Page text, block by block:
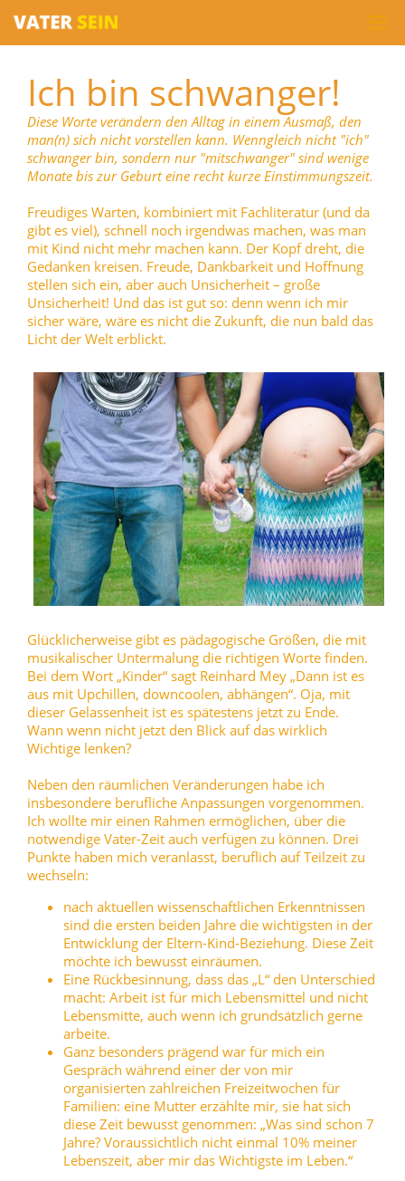
Ich bin schwanger!
Diese Worte verändern den Alltag in einem Ausmaß, den
man(n) sich nicht vorstellen kann. Wenngleich nicht "ich"
schwanger bin, sondern nur "mitschwanger" sind wenige
Monate bis zur Geburt eine recht kurze Einstimmungszeit.
Freudiges Warten, kombiniert mit Fachliteratur (und da
gibt es viel), schnell noch irgendwas machen, was man
mit Kind nicht mehr machen kann. Der Kopf dreht, die
Gedanken kreisen. Freude, Dankbarkeit und Hoffnung
stellen sich ein, aber auch Unsicherheit – große
Unsicherheit! Und das ist gut so: denn wenn ich mir
sicher wäre, wäre es nicht die Zukunft, die nun bald das
Licht der Welt erblickt.
Glücklicherweise gibt es pädagogische Größen, die mit
musikalischer Untermalung die richtigen Worte finden.
Bei dem Wort „Kinder“ sagt Reinhard Mey „Dann ist es
aus mit Upchillen, downcoolen, abhängen“. Oja, mit
dieser Gelassenheit ist es spätestens jetzt zu Ende.
Wann wenn nicht jetzt den Blick auf das wirklich
Wichtige lenken?
Neben den räumlichen Veränderungen habe ich
insbesondere berufliche Anpassungen vorgenommen.
Ich wollte mir einen Rahmen ermöglichen, über die
notwendige Vater-Zeit auch verfügen zu können. Drei
Punkte haben mich veranlasst, beruflich auf Teilzeit zu
wechseln:
nach aktuellen wissenschaftlichen Erkenntnissen
sind die ersten beiden Jahre die wichtigsten in der
Entwicklung der Eltern-Kind-Beziehung. Diese Zeit
möchte ich bewusst einräumen.
Eine Rückbesinnung, dass das „L“ den Unterschied
macht: Arbeit ist für mich Lebensmittel und nicht
Lebensmitte, auch wenn ich grundsätzlich gerne
arbeite.
Ganz besonders prägend war für mich ein
Gespräch während einer der von mir
organisierten zahlreichen Freizeitwochen für
Familien: eine Mutter erzählte mir, sie hat sich
diese Zeit bewusst genommen: „Was sind schon 7
Jahre? Voraussichtlich nicht einmal 10% meiner
Lebenszeit, aber mir das Wichtigste im Leben.“